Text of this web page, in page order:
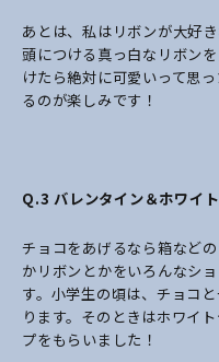
あとは、私はリボンが大好
頭につける真っ白なリボン
けたら絶対に可愛いって思
るのが楽しみです！
Q.3 バレンタイン＆ホワイ
チョコをあげるなら箱など
かリボンとかをいろんなシ
す。小学生の頃は、チョコ
ります。そのときはホワイ
プをもらいました！